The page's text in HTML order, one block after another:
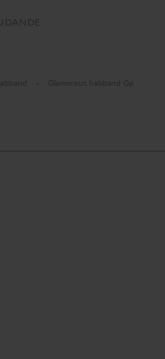
- Glamorous halsband Gp